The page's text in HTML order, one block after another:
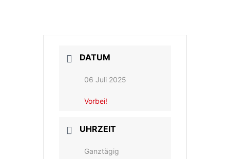
DATUM
06 Juli 2025
Vorbei!
UHRZEIT
Ganztägig